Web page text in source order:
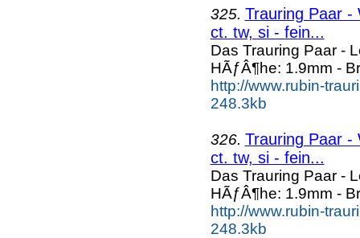
325. Trauring Paar -
ct. tw, si - fein...
Das Trauring Paar -
HÃƒÂ¶he: 1.9mm -
http://www.rubin-
248.3kb
326. Trauring Paar -
ct. tw, si - fein...
Das Trauring Paar -
HÃƒÂ¶he: 1.9mm -
http://www.rubin-
248.3kb